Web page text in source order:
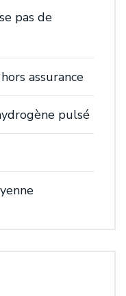
pas de
assurance
pulsé